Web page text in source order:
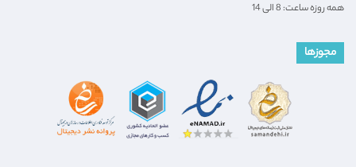
همه روزه ساعت: 8 الی 14
مجوزها